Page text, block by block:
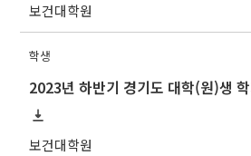
보건대학원
학생
보건대학원